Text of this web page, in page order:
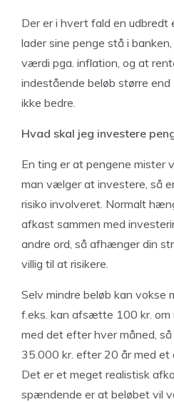
Der er i hvert fald en udbredt
lader sine penge stå i
værdi pga. inflation, og at
indestående beløb større
ikke bedre.
Hvad skal jeg investere
En ting er at pengene mister
man vælger at investere, så
risiko involveret. Normalt
afkast sammen med
andre ord, så afhænger din
villig til at risikere.
Selv mindre beløb kan vokse
f.eks. kan afsætte 100 kr.
med det efter hver måned,
35.000 kr. efter 20 år med
Det er et meget realistisk
spændende er at beløbet vil